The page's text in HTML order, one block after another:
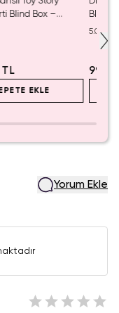
Blind Box –
TL
EKLE
Blind
5.0
Yorum Ekle